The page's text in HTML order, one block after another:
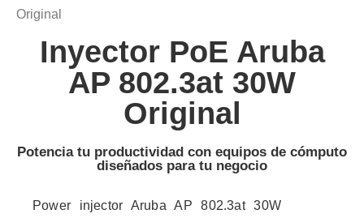
Original
Inyector PoE Aruba
AP 802.3at 30W
Original
Potencia tu productividad con equipos de cómputo
diseñados para tu negocio
Power injector Aruba AP 802.3at 30W